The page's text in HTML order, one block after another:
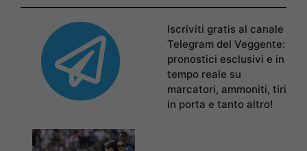
Iscriviti gratis al canale
Telegram del Veggente:
pronostici esclusivi e in
tempo reale su
marcatori, ammoniti, tiri
in porta e tanto altro!